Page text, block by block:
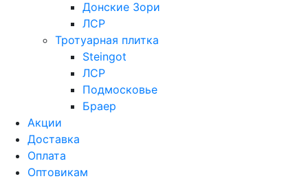
Донские Зори
ЛСР
Тротуарная плитка
Steingot
ЛСР
Подмосковье
Браер
Акции
Доставка
Оплата
Оптовикам